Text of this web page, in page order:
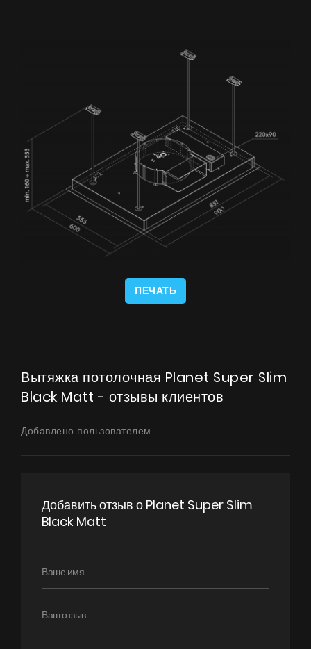
Продукты
Страница дизайнера
Где купить
Галерея
ПЕЧАТЬ
Вытяжка потолочная Planet Super Slim
Black Matt - отзывы клиентов
Добавлено пользователем:
Добавить отзыв о Planet Super Slim
Black Matt